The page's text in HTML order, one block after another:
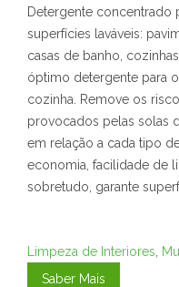
Detergente concentrado
superfícies laváveis:
casas de banho,
óptimo detergente para
cozinha. Remove os
provocados pelas solas
em relação a cada tipo
economia, facilidade de
sobretudo, garante
Limpeza de Interiores
Saber Mais